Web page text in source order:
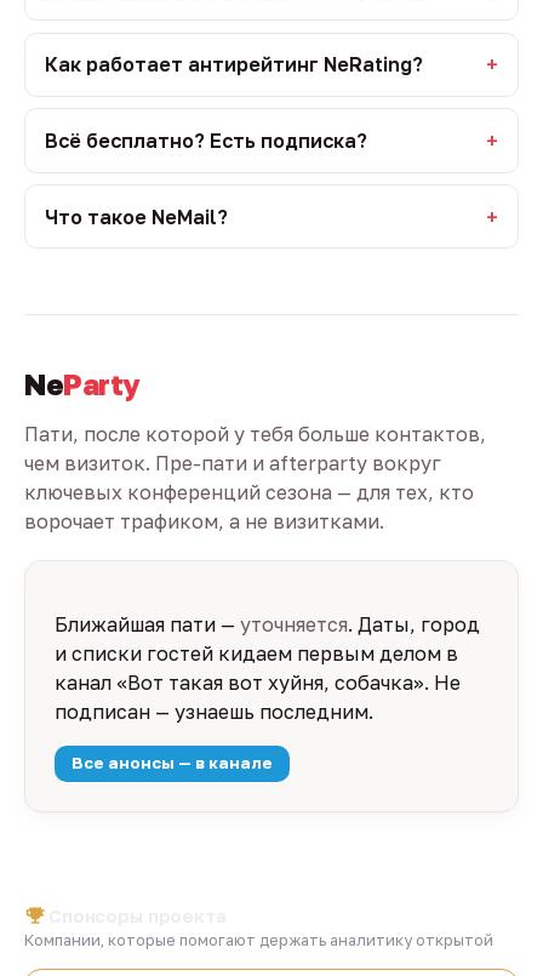
Как работает антирейтинг NeRating?
Всё бесплатно? Есть подписка?
Что такое NeMail?
NeParty
Пати, после которой у тебя больше контактов,
чем визиток. Пре-пати и afterparty вокруг
ключевых конференций сезона — для тех, кто
ворочает трафиком, а не визитками.
Ближайшая пати — уточняется. Даты, город
и списки гостей кидаем первым делом в
канал «Вот такая вот хуйня, собачка». Не
подписан — узнаешь последним.
Все анонсы — в канале
Компании, которые помогают держать аналитику открытой